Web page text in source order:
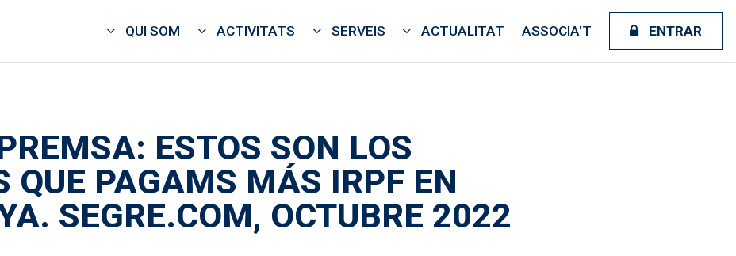
QUI SOM ACTIVITATS SERVEIS ACTUALITAT ASSOCIA'T ENTRAR
ESTOS SON LOS
QUE PAGAMS MÁS IRPF EN
SEGRE.COM, OCTUBRE 2022